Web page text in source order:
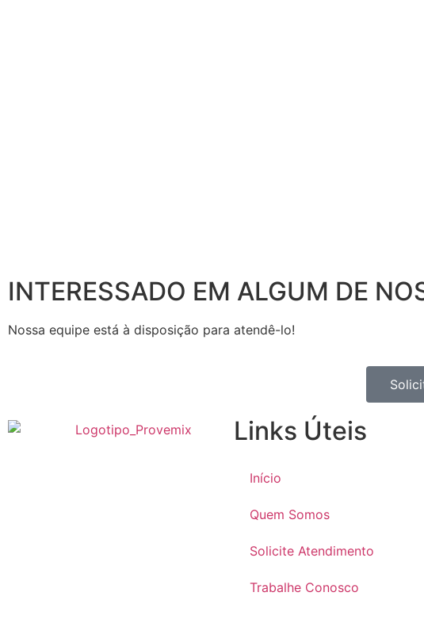
INTERESSADO EM ALGUM DE
Nossa equipe está à disposição para atendê-lo!
Links Úteis
Início
Quem Somos
Solicite Atendimento
Trabalhe Conosco